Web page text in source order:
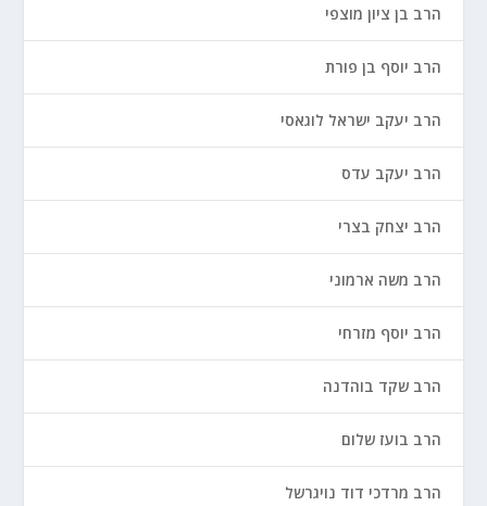
הרב בן ציון מוצפי
הרב יוסף בן פורת
הרב יעקב ישראל לוגאסי
הרב יעקב עדס
הרב יצחק בצרי
הרב משה ארמוני
הרב יוסף מזרחי
הרב שקד בוהדנה
הרב בועז שלום
הרב מרדכי דוד נויגרשל